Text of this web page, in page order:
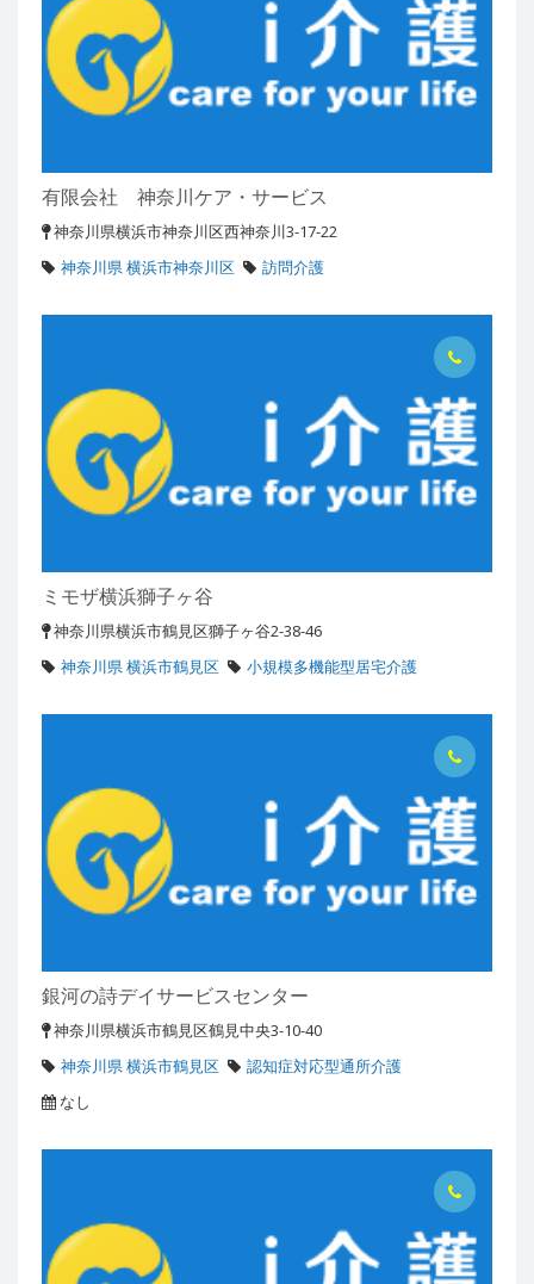
有限会社 神奈川ケア・サービス
神奈川県横浜市神奈川区西神奈川3-17-22
神奈川県 横浜市神奈川区
訪問介護
ミモザ横浜獅子ヶ谷
神奈川県横浜市鶴見区獅子ヶ谷2-38-46
神奈川県 横浜市鶴見区
小規模多機能型居宅介護
銀河の詩デイサービスセンター
神奈川県横浜市鶴見区鶴見中央3-10-40
神奈川県 横浜市鶴見区
認知症対応型通所介護
なし